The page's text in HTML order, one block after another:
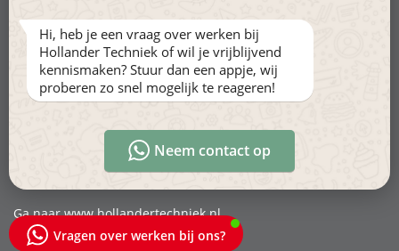
Privacy
Leveringsvoorwaarden
Ga naar www.hollandertechniek.nl
Vragen over werken bij ons?
Hi, heb je een vraag over werken bij
Hollander Techniek of wil je vrijblijvend
kennismaken? Stuur dan een appje, wij
proberen zo snel mogelijk te reageren!
Neem contact op